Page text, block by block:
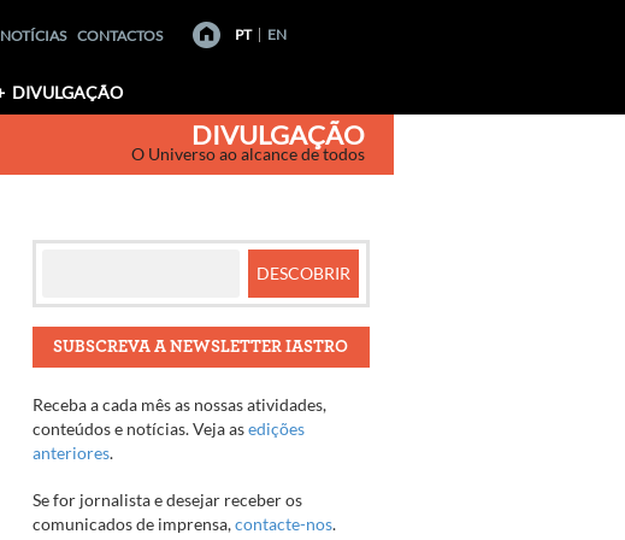
NOTÍCIAS CONTACTOS PT EN
DIVULGAÇÃO
DIVULGAÇÃO
O Universo ao alcance de todos
SUBSCREVA A NEWSLETTER IASTRO
Receba a cada mês as nossas atividades,
conteúdos e notícias. Veja asedições
anteriores.
Se for jornalista e desejar receber os
comunicados de imprensa,contacte-nos.